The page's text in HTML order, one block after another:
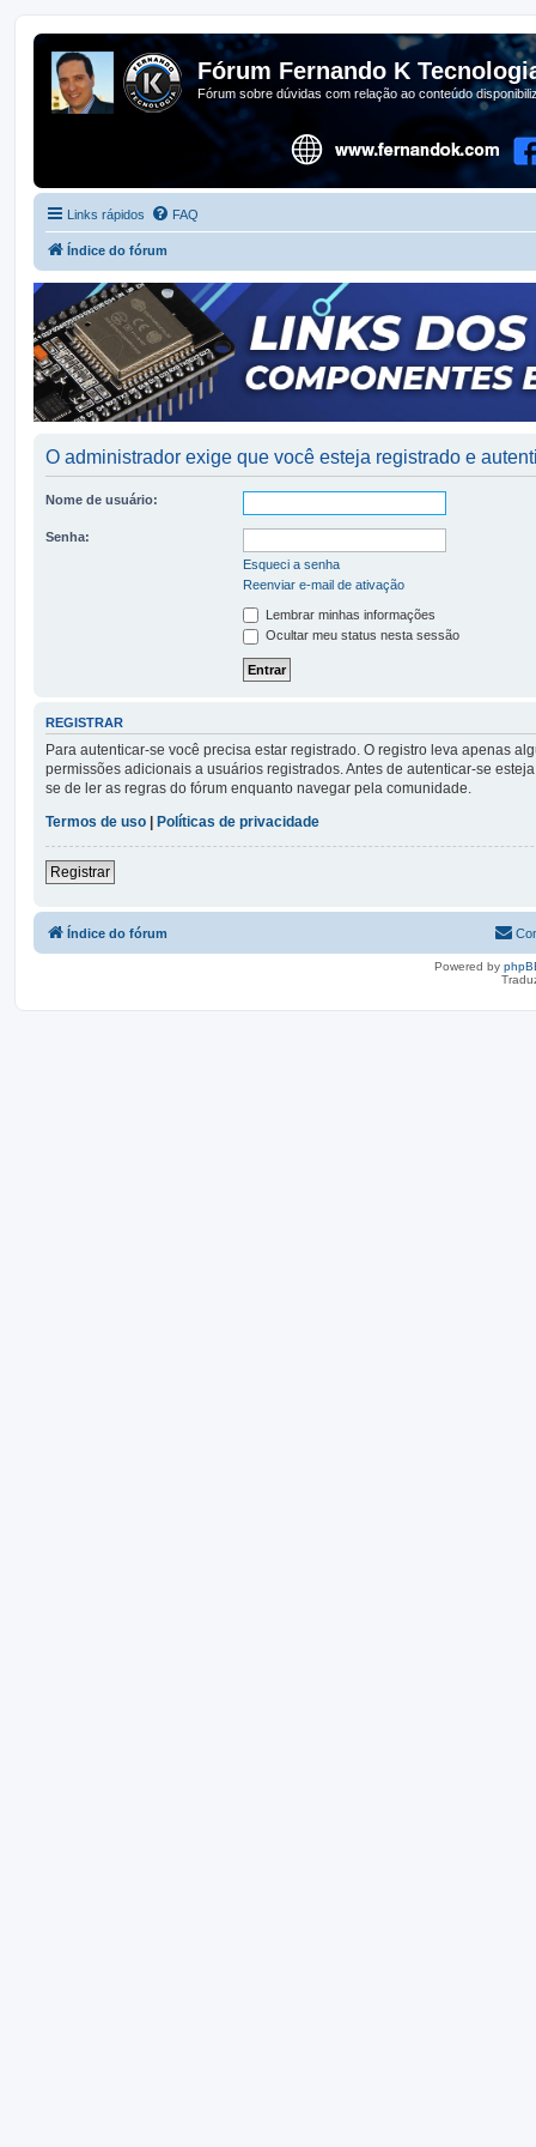
Fórum Fernando K
Fórum sobre dúvidas com relação ao conteúdo
Links rápidos FAQ
Índice do fórum
O administrador exige que você esteja registrado e
Nome de usuário:
Senha:
Esqueci a senha
Reenviar e-mail de ativação
Lembrar minhas informações
Ocultar meu status nesta sessão
REGISTRAR
Para autenticar-se você precisa estar registrado. O registro leva apenas
permissões adicionais a usuários registrados. Antes de autenticar-se
se de ler as regras do fórum enquanto navegar pela comunidade.
Termos de uso
Políticas de privacidade
Registrar
Índice do fórum
Powered by